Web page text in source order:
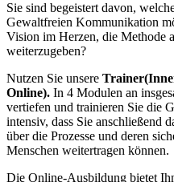
Sie sind begeistert davon,
Gewaltfreien Kommunikation
Vision im Herzen, die Methode
weiterzugeben?
Nutzen Sie unsere
Online). In 4 Modulen an
vertiefen und trainieren Sie die
intensiv, dass Sie anschließend
über die Prozesse und deren
Menschen weitertragen können.
Die Online-Ausbildung bietet